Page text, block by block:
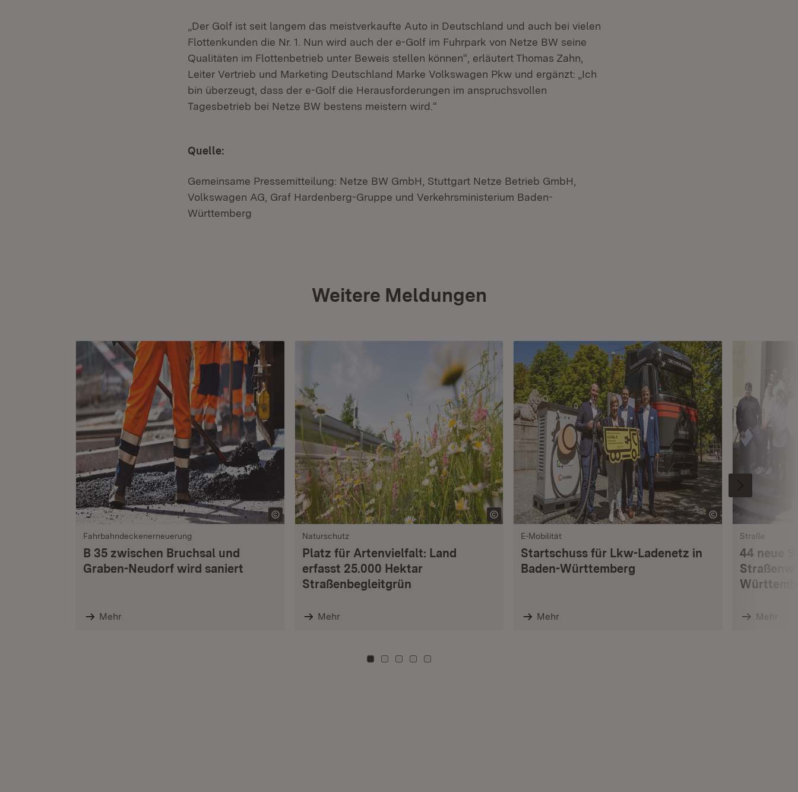
„Der Golf ist seit langem das meistverkaufte Auto in Deutschland und auch bei vielen
Flottenkunden die Nr. 1. Nun wird auch der e-Golf im Fuhrpark von Netze BW seine
Qualitäten im Flottenbetrieb unter Beweis stellen können“, erläutert Thomas Zahn,
Leiter Vertrieb und Marketing Deutschland Marke Volkswagen Pkw und ergänzt: „Ich
bin überzeugt, dass der e-Golf die Herausforderungen im anspruchsvollen
Tagesbetrieb bei Netze BW bestens meistern wird.“
Quelle:
Gemeinsame Pressemitteilung: Netze BW GmbH, Stuttgart Netze Betrieb GmbH,
Volkswagen AG, Graf Hardenberg-Gruppe und Verkehrsministerium Baden-
Württemberg
Weitere Meldungen
Fahrbahndeckenerneuerung
B 35 zwischen Bruchsal und
Graben-Neudorf wird saniert
Mehr
Naturschutz
Platz für Artenvielfalt: Land
erfasst 25.000 Hektar
Straßenbegleitgrün
Mehr
E-Mobilität
Startschuss für Lkw-Ladenetz in
Baden-Württemberg
Mehr
Straße
44 neue
Mehr
Zu Kachel: 0
Zu Kachel: 3
Zu Kachel: 6
Zu Kachel: 9
Zu Kachel: 12